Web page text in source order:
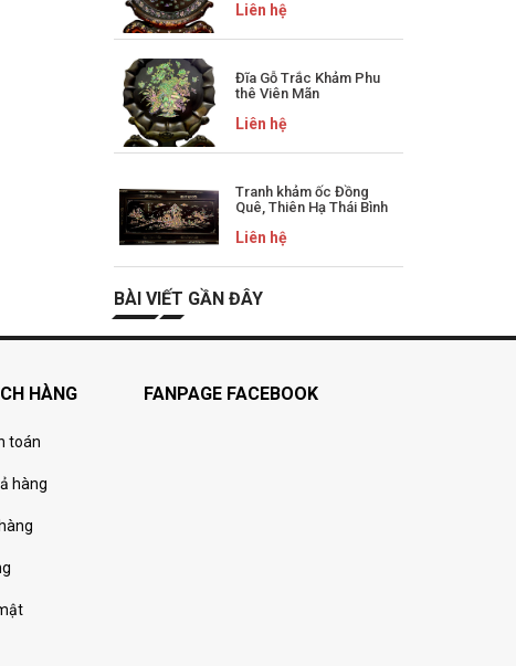
Liên hệ
Đĩa Gỗ Trắc Khảm Phu
thê Viên Mãn
Liên hệ
Tranh khảm ốc Đồng
Quê, Thiên Hạ Thái Bình
Liên hệ
BÀI VIẾT GẦN ĐÂY
HÀNG
toán
hàng
FANPAGE FACEBOOK